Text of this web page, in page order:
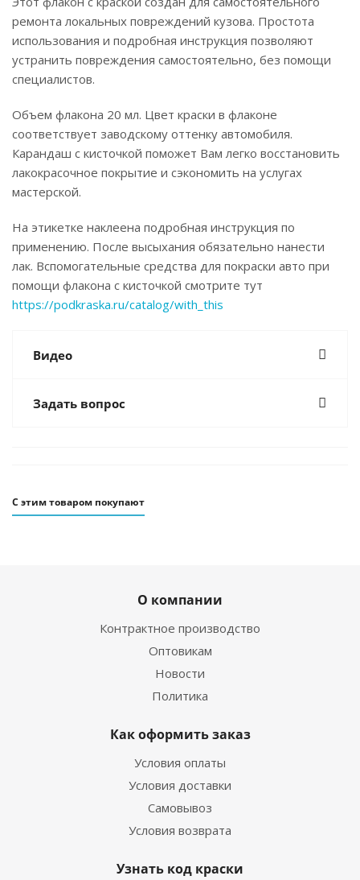
ремонта локальных повреждений кузова. Простота
использования и подробная инструкция позволяют
устранить повреждения самостоятельно, без помощи
специалистов.
Объем флакона 20 мл. Цвет краски в флаконе
соответствует заводскому оттенку автомобиля.
Карандаш с кисточкой поможет Вам легко восстановить
лакокрасочное покрытие и сэкономить на услугах
мастерской.
На этикетке наклеена подробная инструкция по
применению. После высыхания обязательно нанести
лак. Вспомогательные средства для покраски авто при
помощи флакона с кисточкой смотрите тут
https://podkraska.ru/catalog/with_this
Видео
Задать вопрос
С этим товаром покупают
О компании
Контрактное производство
Оптовикам
Новости
Политика
Как оформить заказ
Условия оплаты
Условия доставки
Самовывоз
Условия возврата
Узнать код краски